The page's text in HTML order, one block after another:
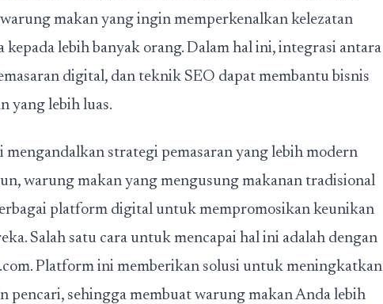
makan yang ingin memperkenalkan kelezatan
lebih banyak orang. Dalam hal ini, integrasi antara
digital, dan teknik SEO dapat membantu bisnis
yang lebih luas.
strategi pemasaran yang lebih modern
warung makan yang mengusung makanan tradisional
platform digital untuk mempromosikan keunikan
Salah satu cara untuk mencapai hal ini adalah dengan
Platform ini memberikan solusi untuk meningkatkan
pencari, sehingga membuat warung makan Anda lebih